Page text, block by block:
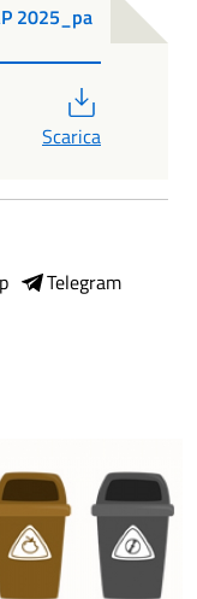
2025_pa
Scarica
Telegram